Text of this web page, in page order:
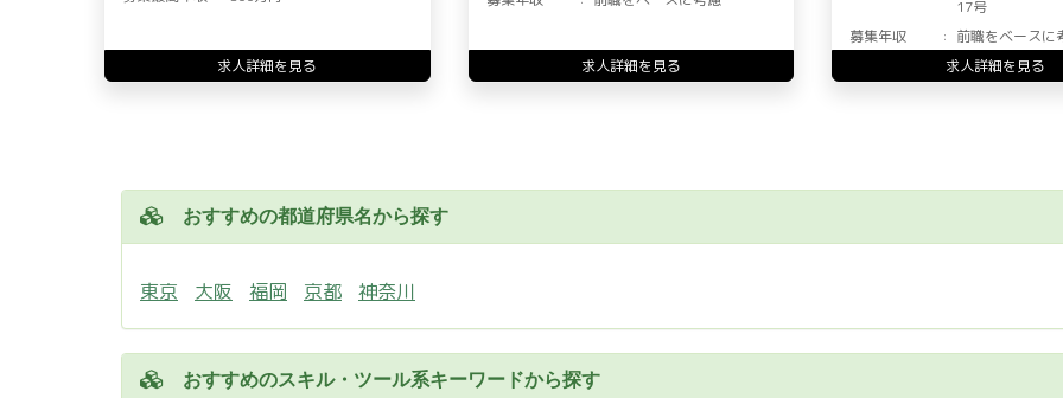
求人詳細を見る 求人詳細を見る
17号
募集年収
前職をベースに
求人詳細を見る
おすすめの都道府県名から探す
東京 大阪 福岡 京都 神奈川
おすすめのスキル・ツール系キーワードから探す